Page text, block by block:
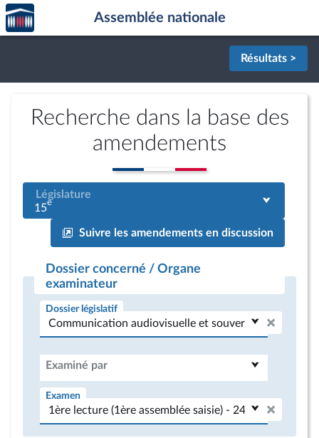
Aller au contenu
Aller en bas de la page
Accèder
à la
page
Assemblée nationale
Résultats >
Recherche dans la base des
amendements
Législature
15e
Suivre les amendements en discussion
Dossier concerné / Organe
examinateur
Dossier législatif
Examiné par
Examen